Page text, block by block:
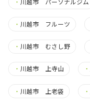
・ 川越市 フルーツ
・ 川越市 むさし野
・ 川越市 上寺山 ・
・ 川越市 上老袋 ・